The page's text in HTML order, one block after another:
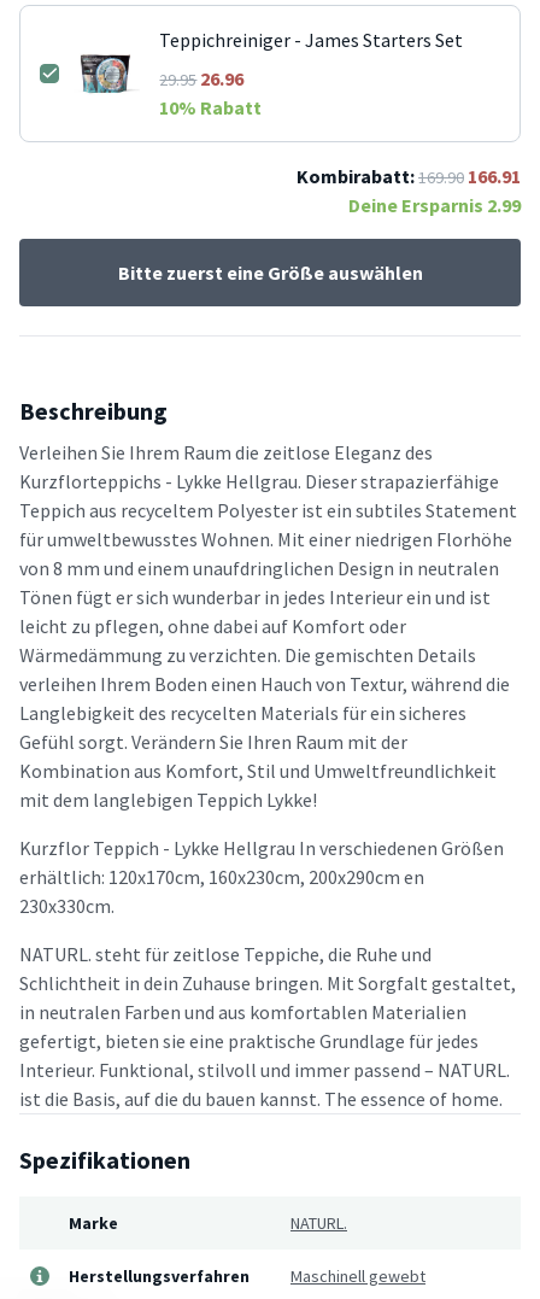
Teppichreiniger - James Starters Set
29.9526.96
10% Rabatt
Kombirabatt:169.90 166.91
Deine Ersparnis 2.99
Bitte zuerst eine Größe auswählen
Beschreibung
Verleihen Sie Ihrem Raum die zeitlose Eleganz des
Kurzflorteppichs - Lykke Hellgrau. Dieser strapazierfähige
Teppich aus recyceltem Polyester ist ein subtiles Statement
für umweltbewusstes Wohnen. Mit einer niedrigen Florhöhe
von 8 mm und einem unaufdringlichen Design in neutralen
Tönen fügt er sich wunderbar in jedes Interieur ein und ist
leicht zu pflegen, ohne dabei auf Komfort oder
Wärmedämmung zu verzichten. Die gemischten Details
verleihen Ihrem Boden einen Hauch von Textur, während die
Langlebigkeit des recycelten Materials für ein sicheres
Gefühl sorgt. Verändern Sie Ihren Raum mit der
Kombination aus Komfort, Stil und Umweltfreundlichkeit
mit dem langlebigen Teppich Lykke!
Kurzflor Teppich - Lykke Hellgrau In verschiedenen Größen
erhältlich: 120x170cm, 160x230cm, 200x290cm en
230x330cm.
NATURL. steht für zeitlose Teppiche, die Ruhe und
Schlichtheit in dein Zuhause bringen. Mit Sorgfalt gestaltet,
in neutralen Farben und aus komfortablen Materialien
gefertigt, bieten sie eine praktische Grundlage für jedes
Interieur. Funktional, stilvoll und immer passend – NATURL.
ist die Basis, auf die du bauen kannst. The essence of home.
Spezifikationen
Marke NATURL.
Herstellungsverfahren Maschinell gewebt